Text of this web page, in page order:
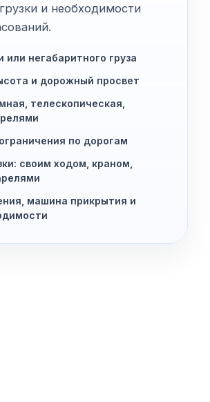
и необходимости
или негабаритного груза
и дорожный просвет
телескопическая,
по дорогам
своим ходом, краном,
машина прикрытия и